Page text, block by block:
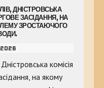
ДНІСТРОВСЬКА
ЗАСІДАННЯ, НА
ЗРОСТАЮЧОГО
комісія
на якому